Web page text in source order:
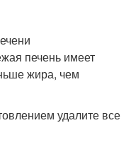
Печень с грибами
печень имеет
жира, чем
удалите все